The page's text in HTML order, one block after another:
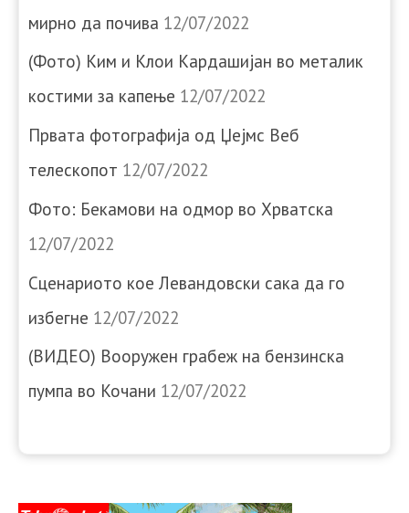
мирно да почива 12/07/2022
(Фото) Ким и Клои Кардашијан во металик
костими за капење 12/07/2022
Првата фотографија од Џејмс Веб
телескопот 12/07/2022
Фото: Бекамови на одмор во Хрватска
12/07/2022
Сценариото кое Левандовски сака да го
избегне 12/07/2022
(ВИДЕО) Вооружен грабеж на бензинска
пумпа во Кочани 12/07/2022